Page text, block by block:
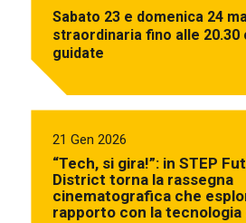
Sabato 23 e domenica 24
straordinaria fino alle 20.30
guidate
21 Gen 2026
“Tech, si gira!”: in STEP
District torna la rassegna
cinematografica che
rapporto con la